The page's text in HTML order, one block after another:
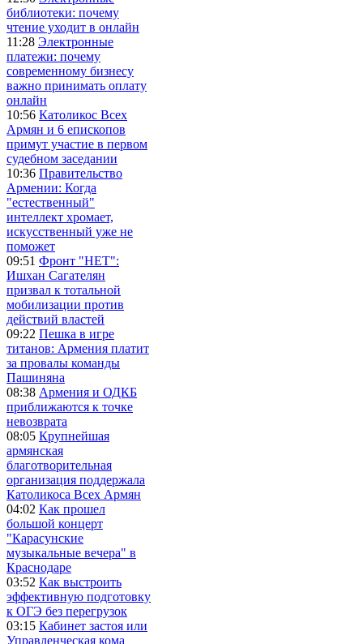
библиотеки: почему
чтение уходит в онлайн
11:28 Электронные
платежи: почему
современному бизнесу
важно принимать оплату
онлайн
10:56 Католикос Всех
Армян и 6 епископов
примут участие в первом
судебном заседании
10:36 Правительство
Армении: Когда
"естественный"
интеллект хромает,
искусственный уже не
поможет
09:51 Фронт "НЕТ":
Ишхан Сагателян
призвал к тотальной
мобилизации против
действий властей
09:22 Пешка в игре
титанов: Армения платит
за провалы команды
Пашиняна
08:38 Армения и ОДКБ
приближаются к точке
невозврата
08:05 Крупнейшая
армянская
благотворительная
организация поддержала
Католикоса Всех Армян
04:02 Как прошел
большой концерт
"Карасунские
музыкальные вечера" в
Краснодаре
03:52 Как выстроить
эффективную подготовку
к ОГЭ без перегрузок
03:15 Кабинет застоя или
Управленческая кома